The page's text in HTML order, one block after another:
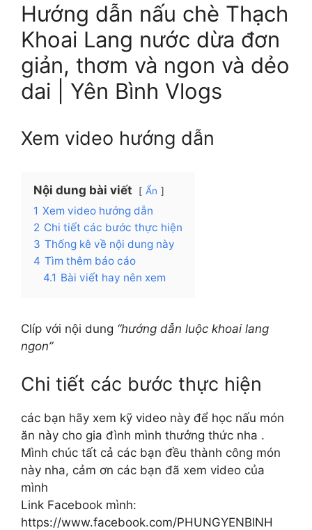
Hướng dẫn nấu chè Thạch
Khoai Lang nước dừa đơn
giản, thơm và ngon và dẻo
dai | Yên Bình Vlogs
Xem video hướng dẫn
Nội dung bài viết Ẩn
1 Xem video hướng dẫn
2 Chi tiết các bước thực hiện
3 Thống kê về nội dung này
4 Tìm thêm báo cáo
4.1 Bài viết hay nên xem
Clíp với nội dung “hướng dẫn luộc khoai lang
ngon”
Chi tiết các bước thực hiện
các bạn hãy xem kỹ video này để học nấu món
ăn này cho gia đình mình thưởng thức nha .
Mình chúc tất cả các bạn đều thành công món
này nha, cảm ơn các bạn đã xem video của
mình
Link Facebook mình:
https://www.facebook.com/PHUNGYENBINH